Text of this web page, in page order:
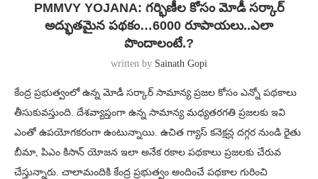
PMMVY YOJANA: గర్భిణీల కోసం మోడీ సర్కార్
అద్భుతమైన పథకం…6000 రూపాయలు..ఎలా
పొందాలంటే.?
written by Sainath Gopi
కేంద్ర ప్రభుత్వంలో ఉన్న మోడీ సర్కార్ సామాన్య ప్రజల కోసం ఎన్నో పథకాలు
తీసుకువస్తుంది. దేశవ్యాప్తంగా ఉన్న సామాన్య మధ్యతరగతి ప్రజలకు ఇవి
ఎంతో ఉపయోగకరంగా ఉంటున్నాయి. ఉచిత గ్యాస్ కనెక్షన్ల దగ్గర నుండి రైతు
బీమా, పిఎం కిసాన్ యోజన ఇలా అనేక రకాల పథకాలు ప్రజలకు చేరువ
చేస్తున్నారు. చాలామందికి కేంద్ర ప్రభుత్వం అందించే పథకాల గురించి